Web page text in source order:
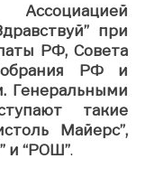
при
РФ, Совета
РФ и
Генеральными
такие
Майерс”,
и “РОШ”.